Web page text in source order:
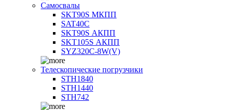
Самосвалы
SKT90S МКПП
SAT40C
SKT90S АКПП
SKT105S АКПП
SYZ320C-8W(V)
Телескопические погрузчики
STH1840
STH1440
STH742